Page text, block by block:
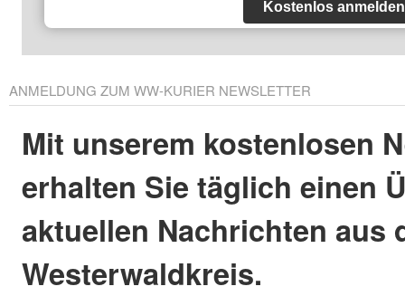
Kostenlos anmelden
ANMELDUNG ZUM WW-KURIER NEWSLETTER
Mit unserem kostenlosen
erhalten Sie täglich einen
aktuellen Nachrichten aus
Westerwaldkreis.